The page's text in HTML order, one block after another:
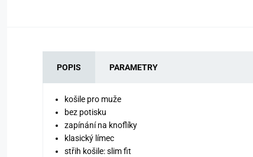
POPIS PARAMETRY
košile pro muže
bez potisku
zapínání na knoflíky
klasický límec
střih košile: slim fit